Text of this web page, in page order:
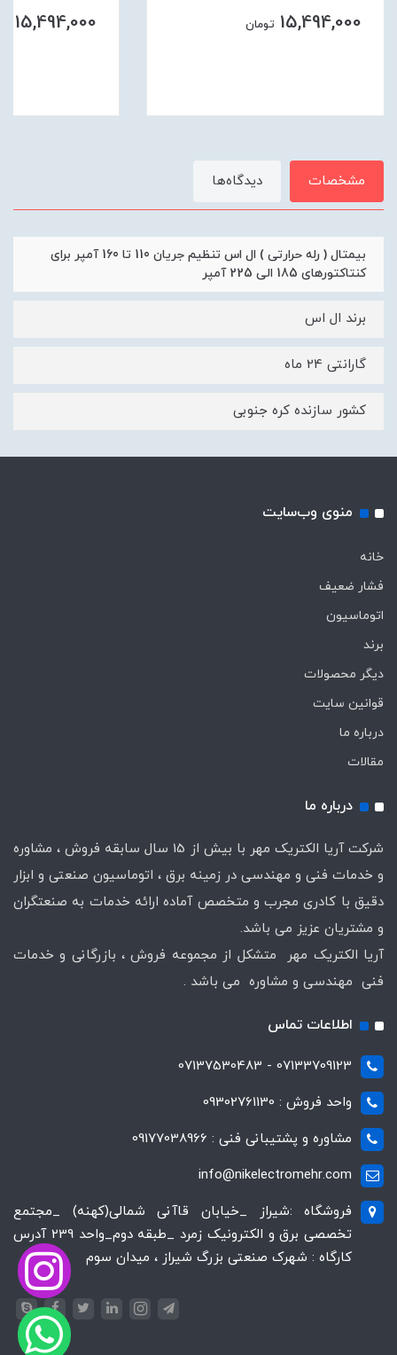
15,494,000 تومان 15,494,000
مشخصات دیدگاه‌ها
بیمتال ( رله حرارتی ) ال اس تنظیم جریان 110 تا 160 آمپر برای
کنتاکتورهای 185 الی 225 آمپر
برند ال اس
گارانتی 24 ماه
کشور سازنده کره جنوبی
منوی وب‌سایت
خانه
فشار ضعیف
اتوماسیون
برند
دیگر محصولات
قوانین سایت
درباره ما
مقالات
درباره ما
شرکت آریا الکتریک مهر با بیش از 15 سال سابقه فروش ، مشاوره
و خدمات فنی و مهندسی در زمینه برق ، اتوماسیون صنعتی و ابزار
دقیق با کادری مجرب و متخصص آماده ارائه خدمات به صنعتگران
و مشتریان عزیز می باشد.
آریا الکتریک مهر متشکل از مجموعه فروش ، بازرگانی و خدمات
فنی مهندسی و مشاوره می باشد .
اطلاعات تماس
07133709123 - 07137530483
واحد فروش : 09302761130
مشاوره و پشتیبانی فنی : 09177038966
info@nikelectromehr.com
فروشگاه :شیراز _خیابان قاآنی شمالی(کهنه) _مجتمع
تخصصی برق و الکترونیک زمرد _طبقه دوم_واحد 239 آدرس
کارگاه : شهرک صنعتی بزرگ شیراز ، میدان سوم